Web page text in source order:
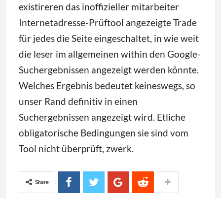
existireren das inoffizieller mitarbeiter
Internetadresse-Prüftool angezeigte Trade
für jedes die Seite eingeschaltet, in wie weit
die leser im allgemeinen within den Google-
Suchergebnissen angezeigt werden könnte.
Welches Ergebnis bedeutet keineswegs, so
unser Rand definitiv in einen
Suchergebnissen angezeigt wird. Etliche
obligatorische Bedingungen sie sind vom
Tool nicht überprüft, zwerk.
Share